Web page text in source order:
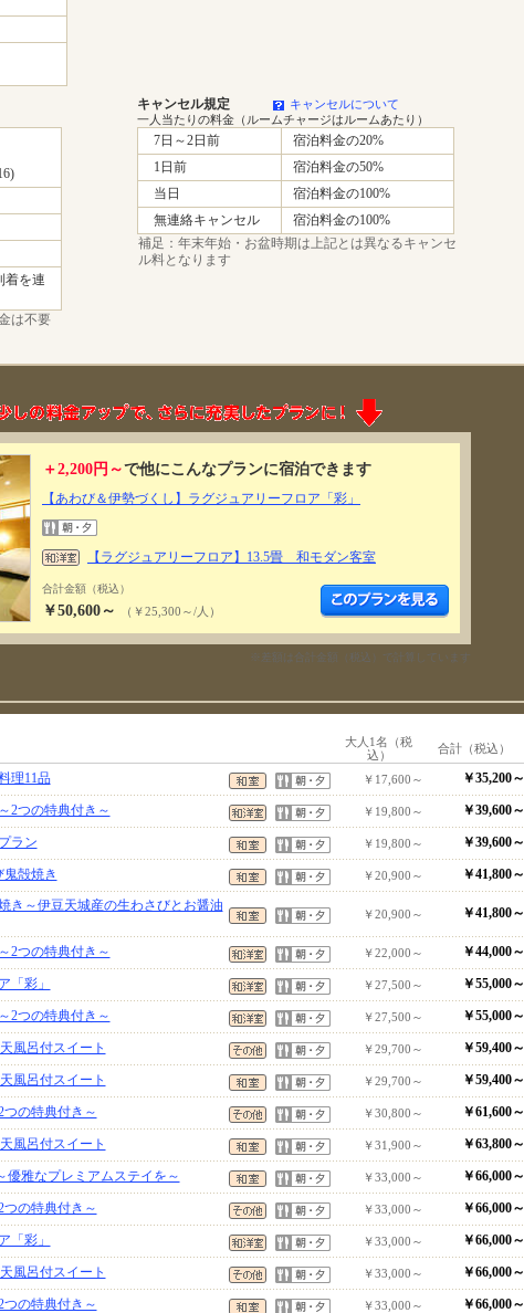
キャンセル規定
キャンセルについて
一人当たりの料金（ルームチャージはルームあたり）
着を連
は不要
7日～2日前
宿泊料金の20%
1日前
宿泊料金の50%
当日
宿泊料金の100%
無連絡キャンセル
宿泊料金の100%
補足：年末年始・お盆時期は上記とは異なるキャンセ
ル料となります
＋2,200円～で他にこんなプランに宿泊できます
【あわび＆伊勢づくし】ラグジュアリーフロア「彩」
【ラグジュアリーフロア】13.5畳 和モダン客室
合計金額（税込）
￥50,600～ （￥25,300～/人）
※差額は合計金額（税込）で計算しています
大人1名（税
込）
合計（税込）
理11品 ￥17,600～ ￥35,200～
2つの特典付き～ ￥19,800～ ￥39,600～
ラン ￥19,800～ ￥39,600～
鬼殻焼き ￥20,900～
￥41,800～
き～伊豆天城産の生わさびとお醤油
￥20,900～ ￥41,800～
2つの特典付き～ ￥22,000～ ￥44,000～
「彩」 ￥27,500～ ￥55,000～
2つの特典付き～ ￥27,500～ ￥55,000～
風呂付スイート ￥29,700～ ￥59,400～
風呂付スイート ￥29,700～ ￥59,400～
つの特典付き～ ￥30,800～ ￥61,600～
風呂付スイート ￥31,900～ ￥63,800～
優雅なプレミアムステイを～ ￥33,000～ ￥66,000～
つの特典付き～ ￥33,000～ ￥66,000～
「彩」 ￥33,000～ ￥66,000～
風呂付スイート ￥33,000～ ￥66,000～
つの特典付き～ ￥33,000～ ￥66,000～